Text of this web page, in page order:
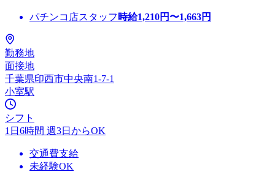
パチンコ店スタッフ 時給1,210円〜1,663円
勤務地
面接地
千葉県印西市中央南1-7-1
小室駅
シフト
1日6時間 週3日からOK
交通費支給
未経験OK